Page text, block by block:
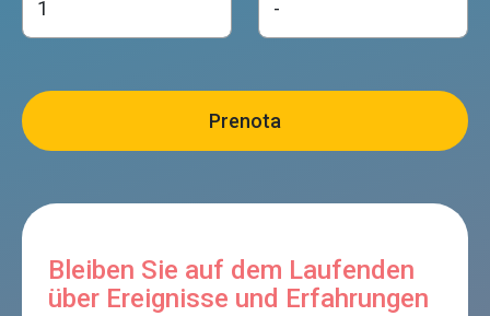
Bleiben Sie auf dem Laufenden
über Ereignisse und Erfahrungen